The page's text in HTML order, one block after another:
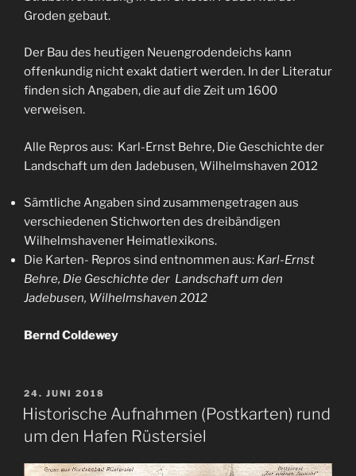
Groden gebaut.
Der Bau des heutigen Neuengrodendeichs kann
offenkundig nicht exakt datiert werden. In der Literatur
finden sich Angaben, die auf die Zeit um 1600
verweisen.
Alle Repros aus: Karl-Ernst Behre, Die Geschichte der
Landschaft um den Jadebusen, Wilhelmshaven 2012
Sämtliche Angaben sind zusammengetragen aus
verschiedenen Stichworten des dreibändigen
Wilhelmshavener Heimatlexikons.
Die Karten- Repros sind entnommen aus: Karl-Ernst
Behre, Die Geschichte der Landschaft um den
Jadebusen, Wilhelmshaven 2012
Bernd Coldewey
VERÖFFENTLICHT
AM
24. JUNI 2018
Historische Aufnahmen (Postkarten) rund
um den Hafen Rüstersiel